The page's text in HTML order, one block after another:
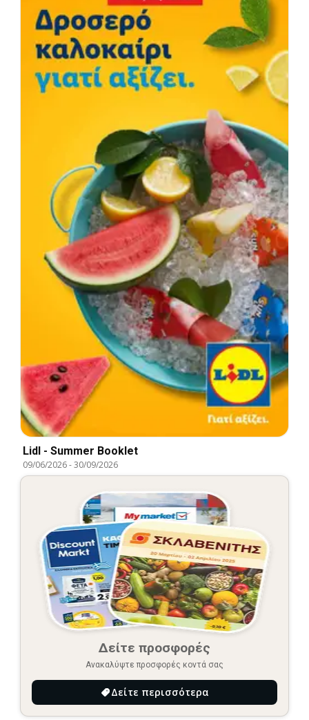
Lidl - Summer Booklet
09/06/2026-30/09/2026
Δείτε προσφορές
Ανακαλύψτε προσφορές κοντά σας
Δείτε περισσότερα